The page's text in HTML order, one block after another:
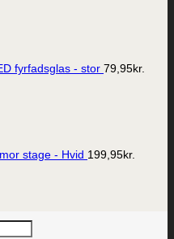
fyrfadsglas - stor 79,95kr.
stage - Hvid 199,95kr.